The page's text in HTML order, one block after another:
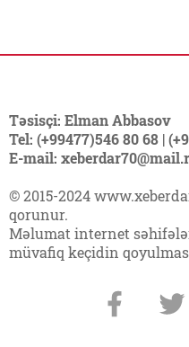
Təsisçi: Elman Abbasov
Tel: (+99477)546 80 68 |
E-mail:
© 2015-2024
qorunur.
Məlumat internet
müvafiq keçidin